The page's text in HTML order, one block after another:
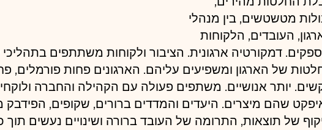
מטשטשים, בין מנהלי
העובדים, הלקוחות
דמקורטיה ארגונית. הציבור ולקוחות משתתפים
של הארגון ומשפיעים עליהם. הארגונים פחות פורמלים,
יותר אנושיים. משתפים פעולה עם הקהילה והחברה
שהם מיצרים. היעדים והמדדים ברורים, שקופים, הפידבק
של תוצאות, התרומה של העובד ברורה ושינויים נעשים תוך